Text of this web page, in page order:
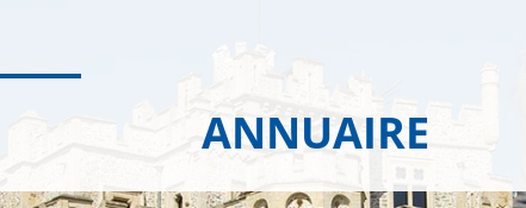
ANNUAIRE